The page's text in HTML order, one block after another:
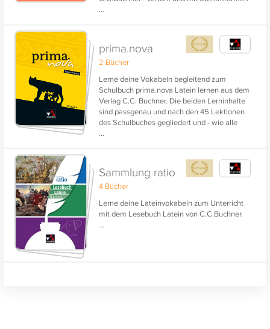
und grammatischen Hinweisen ergänzt.
...
prima.nova
2 Bücher
Lerne deine Vokabeln begleitend zum
Schulbuch prima.nova Latein lernen aus dem
Verlag C.C. Buchner. Die beiden Lerninhalte
sind passgenau und nach den 45 Lektionen
des Schulbuches gegliedert und - wie alle
Latein-Inhalte aus dem Verlag C.C.Buchner -
...
Sammlung ratio
4 Bücher
Lerne deine Lateinvokabeln zum Unterricht
mit dem Lesebuch Latein von C.C.Buchner.
...